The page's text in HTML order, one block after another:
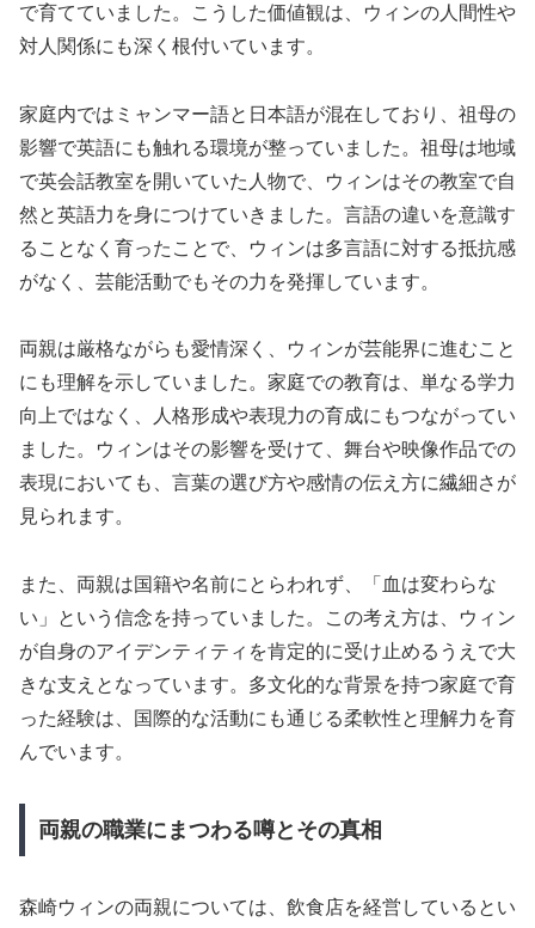
で育てていました。こうした価値観は、ウィンの人間性や
対人関係にも深く根付いています。
家庭内ではミャンマー語と日本語が混在しており、祖母の
影響で英語にも触れる環境が整っていました。祖母は地域
で英会話教室を開いていた人物で、ウィンはその教室で自
然と英語力を身につけていきました。言語の違いを意識す
ることなく育ったことで、ウィンは多言語に対する抵抗感
がなく、芸能活動でもその力を発揮しています。
両親は厳格ながらも愛情深く、ウィンが芸能界に進むこと
にも理解を示していました。家庭での教育は、単なる学力
向上ではなく、人格形成や表現力の育成にもつながってい
ました。ウィンはその影響を受けて、舞台や映像作品での
表現においても、言葉の選び方や感情の伝え方に繊細さが
見られます。
また、両親は国籍や名前にとらわれず、「血は変わらな
い」という信念を持っていました。この考え方は、ウィン
が自身のアイデンティティを肯定的に受け止めるうえで大
きな支えとなっています。多文化的な背景を持つ家庭で育
った経験は、国際的な活動にも通じる柔軟性と理解力を育
んでいます。
両親の職業にまつわる噂とその真相
森崎ウィンの両親については、飲食店を経営しているとい